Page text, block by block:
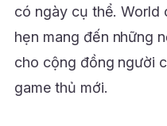
có ngày cụ thể. World
hẹn mang đến những
cho cộng đồng người
game thủ mới.